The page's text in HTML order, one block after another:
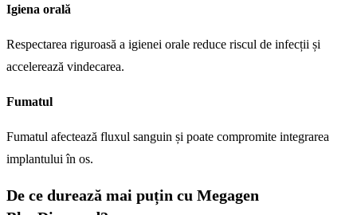
Igiena orală
Respectarea riguroasă a igienei orale reduce riscul de infecții și
accelerează vindecarea.
Fumatul
Fumatul afectează fluxul sanguin și poate compromite integrarea
implantului în os.
De ce durează mai puțin cu Megagen